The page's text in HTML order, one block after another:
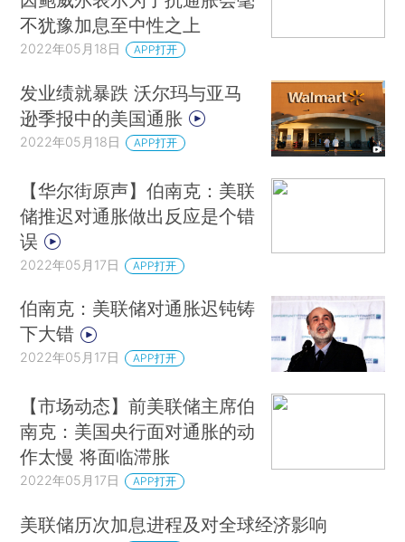
不犹豫加息至中性之上
2022年05月18日 APP打开
发业绩就暴跌 沃尔玛与亚马
逊季报中的美国通胀
2022年05月18日 APP打开
【华尔街原声】伯南克：美联
储推迟对通胀做出反应是个错
误
2022年05月17日 APP打开
伯南克：美联储对通胀迟钝铸
下大错
2022年05月17日 APP打开
【市场动态】前美联储主席伯
南克：美国央行面对通胀的动
作太慢 将面临滞胀
2022年05月17日 APP打开
美联储历次加息进程及对全球经济影响